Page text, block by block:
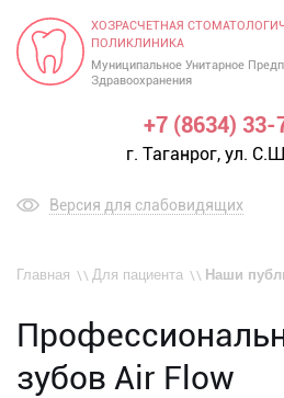
ХОЗРАСЧЕТНАЯ
ПОЛИКЛИНИКА
Муниципальное Унитарное
Здравоохранения
+7 (8634) 33-
г. Таганрог, ул.
Версия для слабовидящих
Главная Для пациента Наши
зубов Air Flow